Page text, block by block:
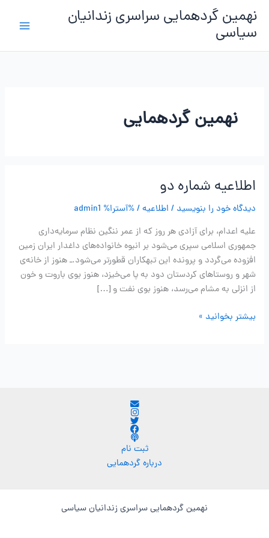
محتوا
نهمین گردهمایی سراسری زندانیان
سیاسی
نهمین گردهمایی
اطلاعیه شماره دو
دیدگاه‌ خود را بنویسید / اطلاعیه/ %آسترا% admin1
علیه اعدام، برای آزادی هر روز که از عمر ننگین نظام سرمایه‌داری
جمهوری اسلامی سپری می‌شود بر انبوه خانواده‌های داغدار ایران زمین
افزوده می‌گردد و پرونده این تبهکاران قطورتر می‌شود.ـ هنوز از خانه‌ی
شهر و روستاهای کردستان دود به پا می‌خیزد، هنوز بوی باروت و خون
از انزلی به مشام می‌رسد، هنوز بوی نفت و […]
اطلاعیه
بیشتر بخوانید »
ثبت نام
درباره گردهمایی
نهمین گردهمایی سراسری زندانیان سیاسی